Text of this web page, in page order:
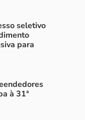
seletivo
para
à 31ª